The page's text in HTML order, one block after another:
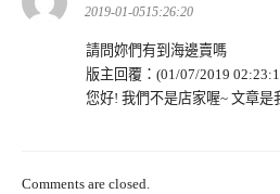
示:
2019-01-0515:26:20
請問妳們有到海邊賣嗎
版主回覆：(01/07/2019
您好! 我們不是店家喔~ 文章是
Comments are closed.